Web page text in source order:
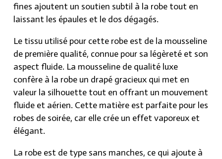
fines ajoutent un soutien subtil à la robe tout en
laissant les épaules et le dos dégagés.
Le tissu utilisé pour cette robe est de la mousseline
de première qualité, connue pour sa légèreté et son
aspect fluide. La mousseline de qualité luxe
confère à la robe un drapé gracieux qui met en
valeur la silhouette tout en offrant un mouvement
fluide et aérien. Cette matière est parfaite pour les
robes de soirée, car elle crée un effet vaporeux et
élégant.
La robe est de type sans manches, ce qui ajoute à